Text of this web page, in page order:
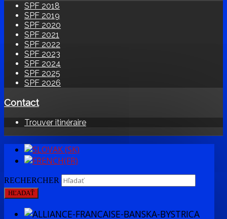
SPF 2018
SPF 2019
SPF 2020
SPF 2021
SPF 2022
SPF 2023
SPF 2024
SPF 2025
SPF 2026
Contact
Trouver itinéraire
RECHERCHER
HĽADAŤ